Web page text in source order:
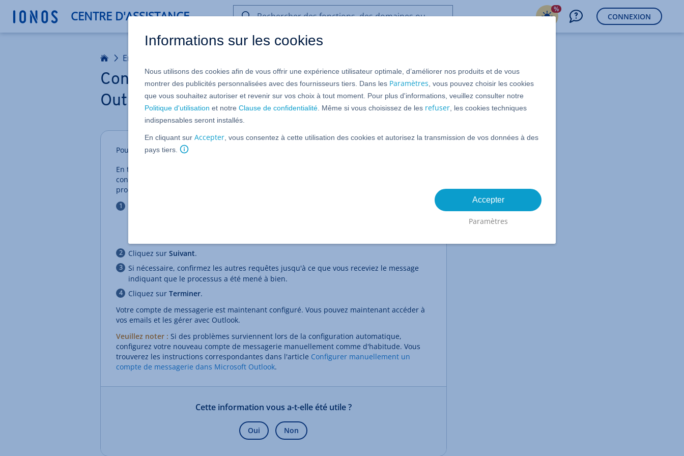
CENTRE D'ASSISTANCE
ou
de
l’aide
%
CONNEXION
Email
Configurer automatiquement un compte email dans Microsoft
Outlook 2016
Pour utiliser Microsoft Outlook 2016
En tant que client IONOS, vous avez la possibilité de créer un nouveau compte email et de
configurer les serveurs de messagerie de manière entièrement automatique. Pour ce faire,
procédez comme suit :
Cliquez sur Suivant.
Si nécessaire, confirmez les autres requêtes jusqu'à ce que vous receviez le message
indiquant que le processus a été mené à bien.
Cliquez sur Terminer.
Votre compte de messagerie est maintenant configuré. Vous pouvez maintenant accéder à
vos emails et les gérer avec Outlook.
Veuillez noter : Si des problèmes surviennent lors de la configuration automatique,
configurez votre nouveau compte de messagerie manuellement comme d'habitude. Vous
trouverez les instructions correspondantes dans l'article Configurer manuellement un
compte de messagerie dans Microsoft Outlook.
Cette information vous a-t-elle été utile ?
Oui Non
Informations sur les cookies
Nous utilisons des cookies afin de vous offrir une expérience utilisateur optimale, d’améliorer nos produits et de vous
montrer des publicités personnalisées avec des fournisseurs tiers. Dans les Paramètres , vous pouvez choisir les cookies
que vous souhaitez autoriser et revenir sur vos choix à tout moment. Pour plus d'informations, veuillez consulter notre
Politique d'utilisation et notre Clause de confidentialité . Même si vous choisissez de les refuser , les cookies techniques
indispensables seront installés.
En cliquant sur Accepter , vous consentez à cette utilisation des cookies et autorisez la transmission de vos données à des
pays tiers.
Accepter
Paramètres